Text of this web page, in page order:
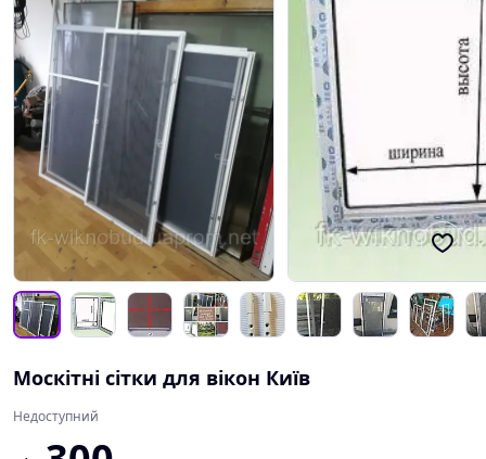
Москітні сітки для вікон Київ
Недоступний